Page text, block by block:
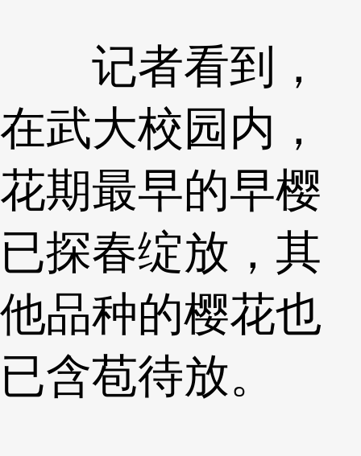
记者看到，
在武大校园内，
花期最早的早樱
已探春绽放，其
他品种的樱花也
已含苞待放。